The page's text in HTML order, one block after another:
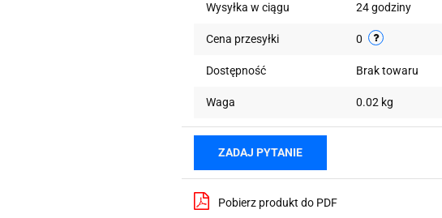
Wysyłka w ciągu 24 godziny
Cena przesyłki 0
Dostępność Brak towaru
Waga 0.02 kg
ZADAJ PYTANIE
Pobierz produkt do PDF